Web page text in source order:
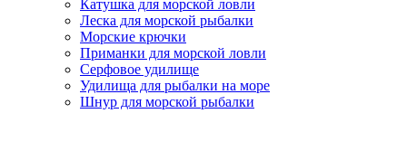
Катушка для морской ловли
Леска для морской рыбалки
Морские крючки
Приманки для морской ловли
Серфовое удилище
Удилища для рыбалки на море
Шнур для морской рыбалки